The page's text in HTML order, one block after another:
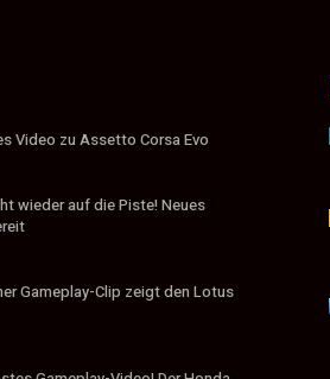
Video zu Assetto Corsa Evo
wieder auf die Piste! Neues
Gameplay-Clip zeigt den Lotus